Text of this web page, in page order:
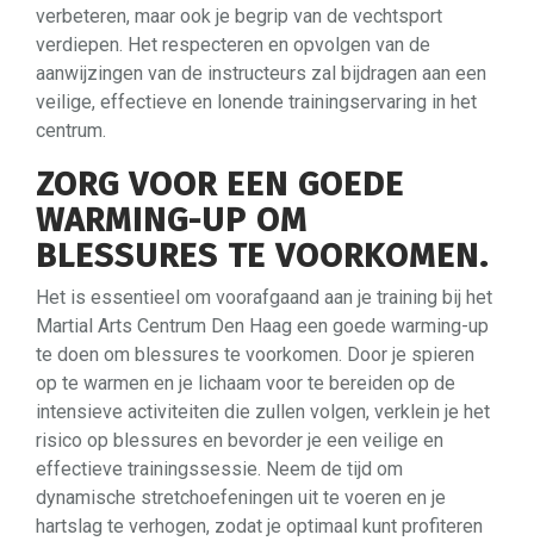
verbeteren, maar ook je begrip van de vechtsport
verdiepen. Het respecteren en opvolgen van de
aanwijzingen van de instructeurs zal bijdragen aan een
veilige, effectieve en lonende trainingservaring in het
centrum.
ZORG VOOR EEN GOEDE
WARMING-UP OM
BLESSURES TE VOORKOMEN.
Het is essentieel om voorafgaand aan je training bij het
Martial Arts Centrum Den Haag een goede warming-up
te doen om blessures te voorkomen. Door je spieren
op te warmen en je lichaam voor te bereiden op de
intensieve activiteiten die zullen volgen, verklein je het
risico op blessures en bevorder je een veilige en
effectieve trainingssessie. Neem de tijd om
dynamische stretchoefeningen uit te voeren en je
hartslag te verhogen, zodat je optimaal kunt profiteren